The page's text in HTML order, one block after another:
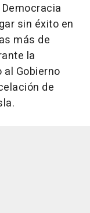
sin éxito en
más de
la
Gobierno
de